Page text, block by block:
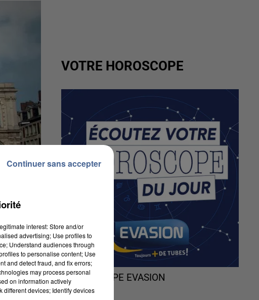
à
VOTRE HOROSCOPE
L'HOROSCOPE EVASION
interest: Store and/or
advertising; Use profiles to
Understand audiences through
to personalise content; Use
and detect fraud, and fix errors;
may process personal
on information actively
different devices; Identify devices
Continuer sans accepter